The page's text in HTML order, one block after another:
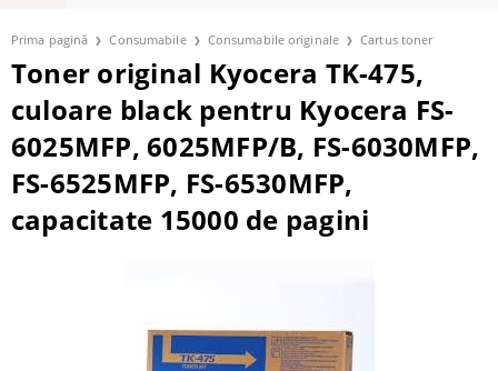
Prima pagină Consumabile Consumabile originale Cartus toner
Toner original Kyocera TK-475,
culoare black pentru Kyocera FS-
6025MFP, 6025MFP/B, FS-6030MFP,
FS-6525MFP, FS-6530MFP,
capacitate 15000 de pagini